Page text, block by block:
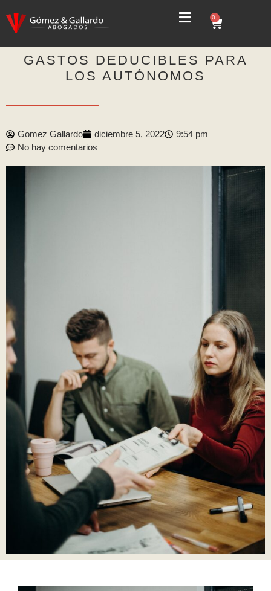
0
GASTOS DEDUCIBLES PARA
LOS AUTÓNOMOS
Gomez Gallardo diciembre 5, 2022
9:54 pm
No hay comentarios